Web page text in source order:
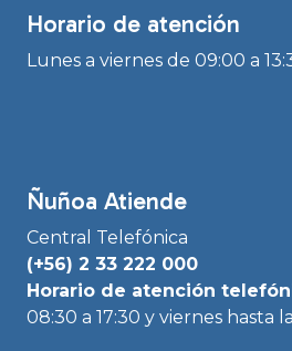
Horario de atención
Lunes a viernes de 09:00 a
Ñuñoa Atiende
Central Telefónica
(+56) 2 33 222 000
Horario de atención
08:30 a 17:30 y viernes hasta